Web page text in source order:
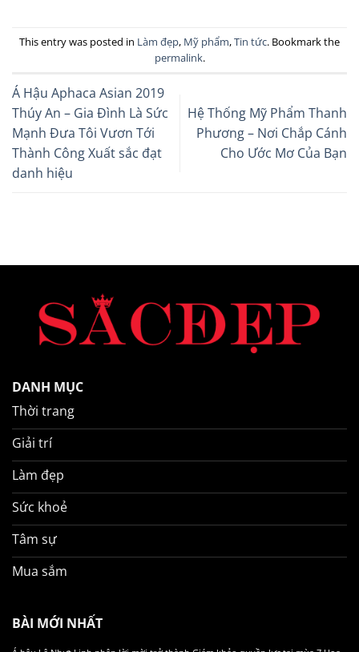
This entry was posted in Làm đẹp, Mỹ phẩm,Tin tức. Bookmark the
permalink.
Á Hậu Aphaca Asian 2019
Thúy An – Gia Đình Là Sức
Mạnh Đưa Tôi Vươn Tới
Thành Công Xuất sắc đạt
danh hiệu
Hệ Thống Mỹ Phẩm Thanh
Phương – Nơi Chắp Cánh
Cho Ước Mơ Của Bạn
DANH MỤC
Thời trang
Giải trí
Làm đẹp
Sức khoẻ
Tâm sự
Mua sắm
BÀI MỚI NHẤT